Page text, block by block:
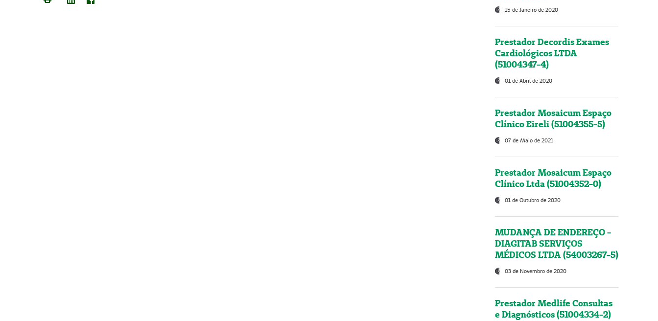
15 de Janeiro de 2020
Prestador Decordis Exames
Cardiológicos LTDA
(51004347-4)
01 de Abril de 2020
Prestador Mosaicum Espaço
Clínico Eireli (51004355-5)
07 de Maio de 2021
Prestador Mosaicum Espaço
Clínico Ltda (51004352-0)
01 de Outubro de 2020
MUDANÇA DE ENDEREÇO -
DIAGITAB SERVIÇOS
MÉDICOS LTDA (54003267-5)
03 de Novembro de 2020
Prestador Medlife Consultas
e Diagnósticos (51004334-2)